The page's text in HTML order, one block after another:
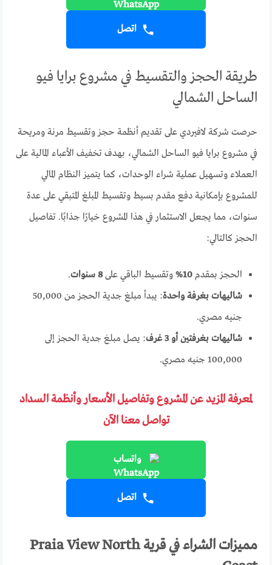
اتصل
طريقة الحجز والتقسيط في مشروع برايا فيو
الساحل الشمالي
حرصت شركة لافيردي على تقديم أنظمة حجز وتقسيط مرنة ومريحة
في مشروع برايا فيو الساحل الشمالي، بهدف تخفيف الأعباء المالية على
العملاء وتسهيل عملية شراء الوحدات، كما يتميز النظام المالي
للمشروع بإمكانية دفع مقدم بسيط وتقسيط المبلغ المتبقي على عدة
سنوات، مما يجعل الاستثمار في هذا المشروع خيارًا جذابًا. تفاصيل
الحجز كالتالي:
الحجز بمقدم 10% وتقسيط الباقي على8 سنوات
.
شاليهات بغرفة واحدة
: يبدأ مبلغ جدية الحجز من 50,000
جنيه مصري.
شاليهات بغرفتين أو 3 غرف
: يصل مبلغ جدية الحجز إلى
100,000 جنيه مصري.
لمعرفة المزيد عن المشروع وتفاصيل الأسعار وأنظمة السداد
تواصل معنا الآن
واتساب
اتصل
مميزات الشراء في قرية Praia View North